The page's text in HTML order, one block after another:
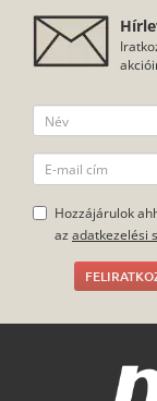
vedd fel
kapcsolatot!
kérdések
gyakran
kérdések
általános
feltételek
adatkezelés
főoldal